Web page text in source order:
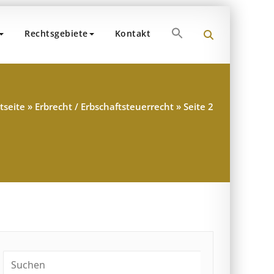
Rechtsgebiete Kontakt Search
for:
» Erbrecht / Erbschaftsteuerrecht » Seite 2